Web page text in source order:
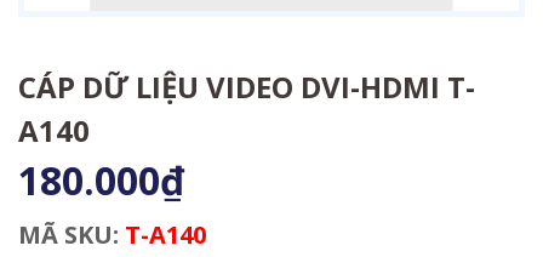
CÁP DỮ LIỆU VIDEO DVI-HDMI T-
A140
180.000₫
MÃ SKU: T-A140